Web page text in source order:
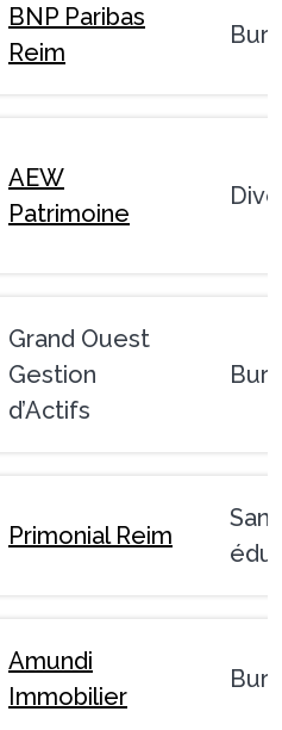
BNP Paribas
Reim
AEW
Patrimoine
Grand Ouest
Gestion
d’Actifs
Primonial Reim
Amundi
Immobilier